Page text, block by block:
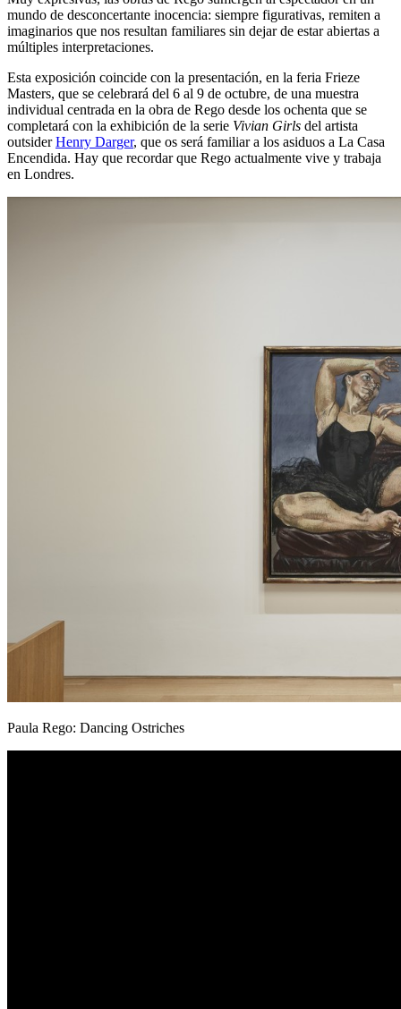
mundo de desconcertante inocencia: siempre figurativas, remiten a
imaginarios que nos resultan familiares sin dejar de estar abiertas a
múltiples interpretaciones.
Esta exposición coincide con la presentación, en la feria Frieze
Masters, que se celebrará del 6 al 9 de octubre, de una muestra
individual centrada en la obra de Rego desde los ochenta que se
completará con la exhibición de la serie Vivian Girls del artista
outsiderHenry Darger, que os será familiar a los asiduos a La Casa
Encendida. Hay que recordar que Rego actualmente vive y trabaja
en Londres.
Paula Rego: Dancing Ostriches